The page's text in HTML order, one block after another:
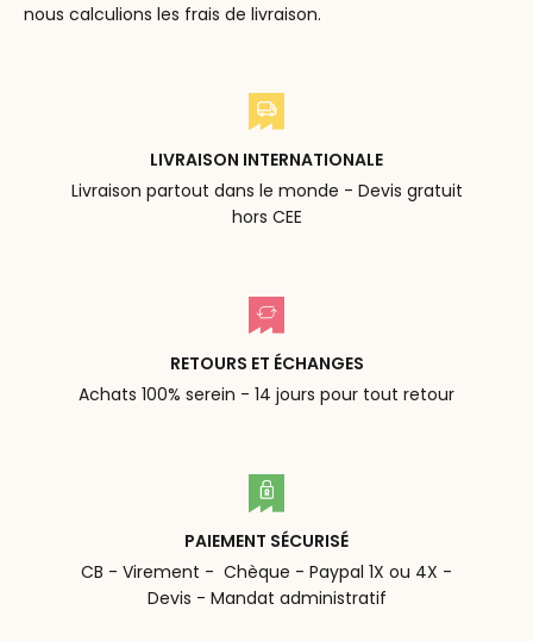
nous calculions les frais de livraison.
LIVRAISON INTERNATIONALE
Livraison partout dans le monde - Devis gratuit
hors CEE
RETOURS ET ÉCHANGES
Achats 100% serein - 14 jours pour tout retour
PAIEMENT SÉCURISÉ
CB - Virement - Chèque - Paypal 1X ou 4X -
Devis - Mandat administratif